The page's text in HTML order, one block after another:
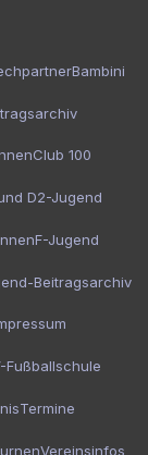
Bambini
Club 100
D2-Jugend
F-Jugend
Beitragsarchiv
Fußballschule
Termine
Vereinsinfos